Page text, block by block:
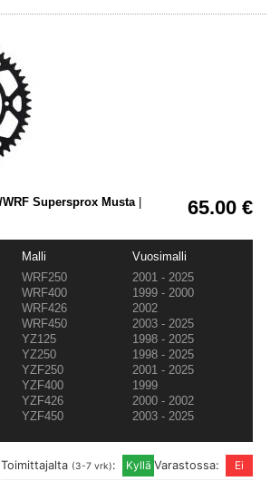
65.00 €
WRF Supersprox Musta|
Malli
Vuosimalli
WRF250
2001 - 2025
WRF400
1999 - 2000
WRF426
2002
WRF450
2003 - 2025
YZ125
1998 - 2025
YZ250
1998 - 2025
YZF250
2001 - 2025
YZF400
1999
YZF426
2000 - 2002
YZF450 2003 - 2025
Varastossa:
Toimittajalta (3-7 vrk):